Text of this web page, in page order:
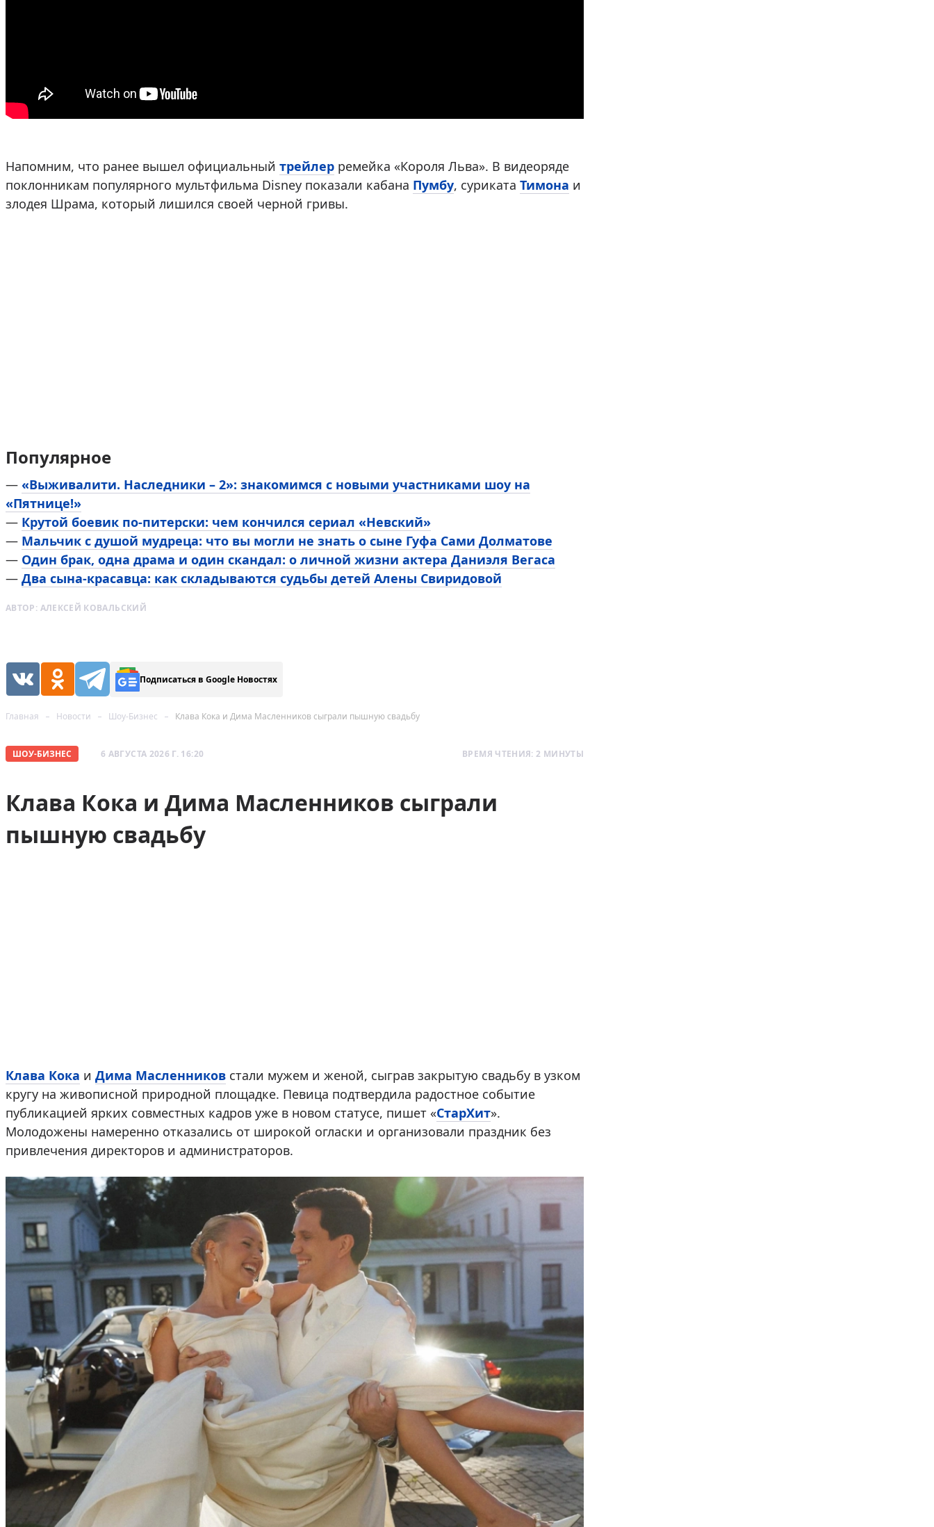
Напомним, что ранее вышел официальный трейлер ремейка «Короля Льва». В видеоряде
поклонникам популярного мультфильма Disney показали кабана Пумбу, суриката Тимона и
злодея Шрама, который лишился своей черной гривы.
Популярное
— «Выживалити. Наследники – 2»: знакомимся с новыми участниками шоу на
«Пятнице!»
— Крутой боевик по-питерски: чем кончился сериал «Невский»
— Мальчик с душой мудреца: что вы могли не знать о сыне Гуфа Сами Долматове
— Один брак, одна драма и один скандал: о личной жизни актера Даниэля Вегаса
— Два сына-красавца: как складываются судьбы детей Алены Свиридовой
АВТОР: АЛЕКСЕЙ КОВАЛЬСКИЙ
Подписаться в Google Новостях
Главная Новости Шоу-Бизнес Клава Кока и Дима Масленников сыграли пышную свадьбу
ШОУ-БИЗНЕС 6 АВГУСТА 2026 Г. 16:20 ВРЕМЯ ЧТЕНИЯ: 2 МИНУТЫ
Клава Кока и Дима Масленников сыграли
пышную свадьбу
Клава Кока и Дима Масленников стали мужем и женой, сыграв закрытую свадьбу в узком
кругу на живописной природной площадке. Певица подтвердила радостное событие
публикацией ярких совместных кадров уже в новом статусе, пишет «СтарХит».
Молодожены намеренно отказались от широкой огласки и организовали праздник без
привлечения директоров и администраторов.